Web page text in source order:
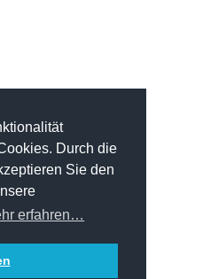
Durch die
Sie den
erfahren…